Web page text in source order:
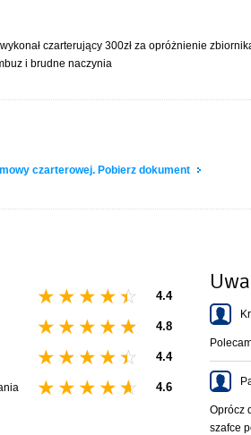
czarterujący 300zł za opróżnienie
i brudne naczynia
czarterowej. Pobierz dokument
4.4
4.8
4.4
4.6
Oprócz
szafce